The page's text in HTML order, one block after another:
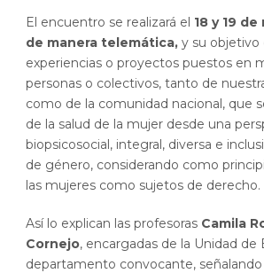
El encuentro se realizará el 18 y 19
de manera telemática, y su
experiencias o proyectos puestos en
personas o colectivos, tanto de
como de la comunidad nacional, que
de la salud de la mujer desde una
biopsicosocial, integral, diversa e
de género, considerando como
las mujeres como sujetos de derecho.
Así lo explican las profesoras Camila
Cornejo, encargadas de la Unidad de
departamento convocante,